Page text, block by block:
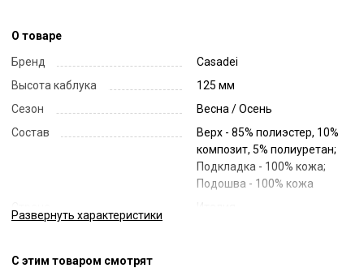
О товаре
Бренд
Casadei
Высота каблука
125 мм
Сезон
Весна / Осень
Состав
Верх - 85% полиэстер, 10%
композит, 5% полиуретан;
Подкладка - 100% кожа;
Подошва - 100% кожа
Страна
Код
Развернуть характеристики
С этим товаром смотрят